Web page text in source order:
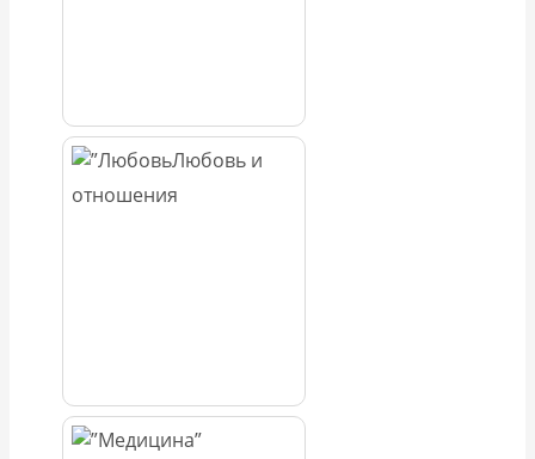
Любовь и
отношения